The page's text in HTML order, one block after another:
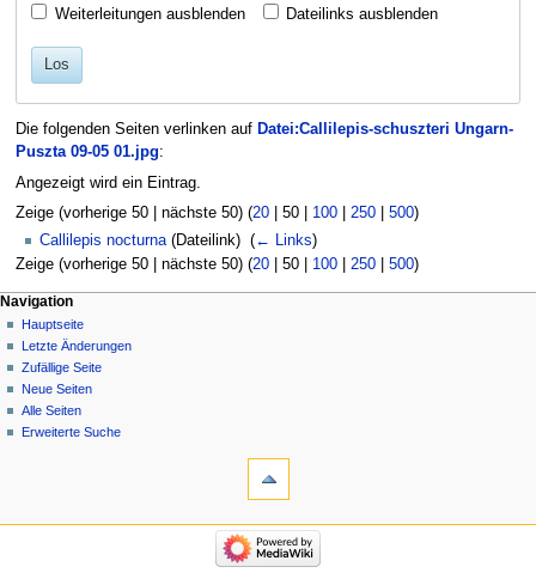
Weiterleitungen ausblenden Dateilinks ausblenden
Los
Die folgenden Seiten verlinken auf Datei:Callilepis-schuszteri Ungarn-
Puszta 09-05 01.jpg:
Angezeigt wird ein Eintrag.
Zeige (vorherige 50| nächste 50) (20| 50| 100| 250| 500)
Callilepis nocturna(Dateilink) ‎ (← Links)
Zeige (vorherige 50| nächste 50) (20| 50| 100| 250| 500)
Navigation
Hauptseite
Letzte Änderungen
Zufällige Seite
Neue Seiten
Alle Seiten
Erweiterte Suche